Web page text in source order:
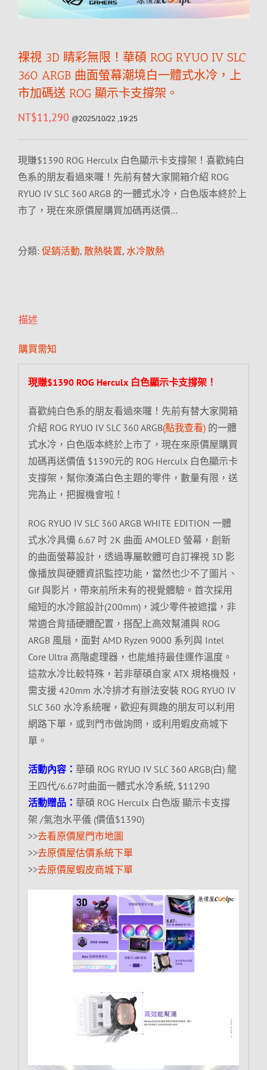
裸視 3D 睛彩無限！華碩 ROG RYUO IV SLC
360 ARGB 曲面螢幕潮境白一體式水冷，上
市加碼送 ROG 顯示卡支撐架。
NT$11,290 @2025/10/22 ,19:25
現賺$1390 ROG Herculx 白色顯示卡支撐架！喜歡純白
色系的朋友看過來囉！先前有替大家開箱介紹 ROG
RYUO IV SLC 360 ARGB 的一體式水冷，白色版本終於上
市了，現在來原價屋購買加碼再送價…
分類: 促銷活動, 散熱裝置, 水冷散熱
描述
購買需知
現賺$1390 ROG Herculx 白色顯示卡支撐架！
喜歡純白色系的朋友看過來囉！先前有替大家開箱
介紹 ROG RYUO IV SLC 360 ARGB(點我查看)的一體
式水冷，白色版本終於上市了，現在來原價屋購買
加碼再送價值 $1390元的 ROG Herculx 白色顯示卡
支撐架，幫你湊滿白色主題的零件，數量有限，送
完為止，把握機會啦！
ROG RYUO IV SLC 360 ARGB WHITE EDITION 一體
式水冷具備 6.67 吋 2K 曲面 AMOLED 螢幕，創新
的曲面螢幕設計，透過專屬軟體可自訂裸視 3D 影
像播放與硬體資訊監控功能，當然也少不了圖片、
Gif 與影片，帶來前所未有的視覺體驗。首次採用
縮短的水冷館設計(200mm)，減少零件被遮擋，非
常適合背插硬體配置，搭配上高效幫浦與 ROG
ARGB 風扇，面對 AMD Ryzen 9000 系列與 Intel
Core Ultra 高階處理器，也能維持最佳運作溫度。
這款水冷比較特殊，若非華碩自家 ATX 規格機殼，
需支援 420mm 水冷排才有辦法安裝 ROG RYUO IV
SLC 360 水冷系統喔，歡迎有興趣的朋友可以利用
網路下單，或到門市做詢問，或利用蝦皮商城下
單。
活動內容： 華碩 ROG RYUO IV SLC 360 ARGB(白) 龍
王四代/6.67吋曲面一體式水冷系統, $11290
活動贈品： 華碩 ROG Herculx 白色版 顯示卡支撐
架 /氣泡水平儀 (價值$1390)
>>去看原價屋門市地圖
>>去原價屋估價系統下單
>>去原價屋蝦皮商城下單